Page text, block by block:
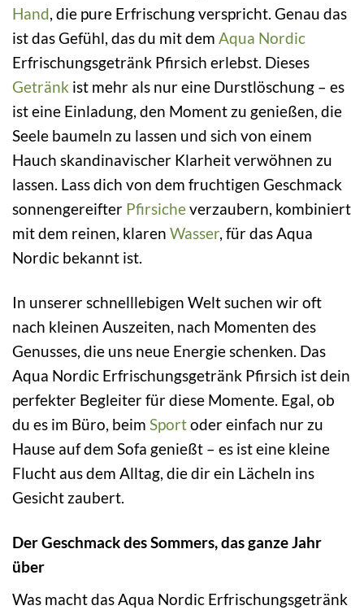
Hand, die pure Erfrischung verspricht. Genau das
ist das Gefühl, das du mit dem Aqua Nordic
Erfrischungsgetränk Pfirsich erlebst. Dieses
Getränk ist mehr als nur eine Durstlöschung – es
ist eine Einladung, den Moment zu genießen, die
Seele baumeln zu lassen und sich von einem
Hauch skandinavischer Klarheit verwöhnen zu
lassen. Lass dich von dem fruchtigen Geschmack
sonnengereifter Pfirsicheverzaubern, kombiniert
mit dem reinen, klaren Wasser, für das Aqua
Nordic bekannt ist.
In unserer schnelllebigen Welt suchen wir oft
nach kleinen Auszeiten, nach Momenten des
Genusses, die uns neue Energie schenken. Das
Aqua Nordic Erfrischungsgetränk Pfirsich ist dein
perfekter Begleiter für diese Momente. Egal, ob
du es im Büro, beim Sportoder einfach nur zu
Hause auf dem Sofa genießt – es ist eine kleine
Flucht aus dem Alltag, die dir ein Lächeln ins
Gesicht zaubert.
Der Geschmack des Sommers, das ganze Jahr
über
Was macht das Aqua Nordic Erfrischungsgetränk